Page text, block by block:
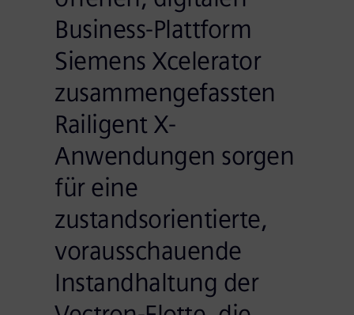
Business-Plattform
Siemens Xcelerator
zusammengefassten
Railigent X-
Anwendungen sorgen
für eine
zustandsorientierte,
vorausschauende
Instandhaltung der